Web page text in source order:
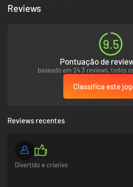
Reviews
9.5
Pontuação de
baseado em 24 3 reviews, todos
Classifica este
Reviews recentes
Divertido e criativo